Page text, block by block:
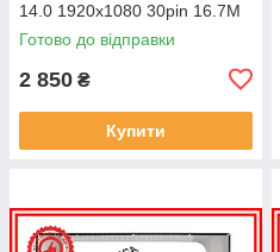
14.0 1920x1080 30pin 16.7M
45% NTSC 300 cd/m² для
ноутбука
Готово до відправки
2 850 ₴
Купити